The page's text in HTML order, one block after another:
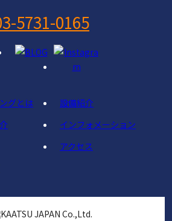
5731-0165
グとは
設備紹介
インフォメーション
アクセス